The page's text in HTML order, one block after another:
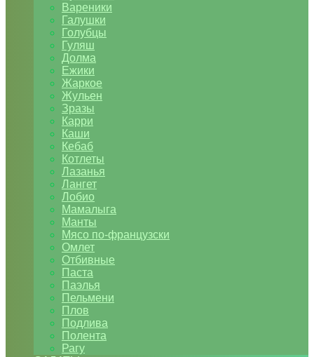
Вареники
Галушки
Голубцы
Гуляш
Долма
Ежики
Жаркое
Жульен
Зразы
Карри
Каши
Кебаб
Котлеты
Лазанья
Лангет
Лобио
Мамалыга
Манты
Мясо по-французски
Омлет
Отбивные
Паста
Паэлья
Пельмени
Плов
Подлива
Полента
Рагу